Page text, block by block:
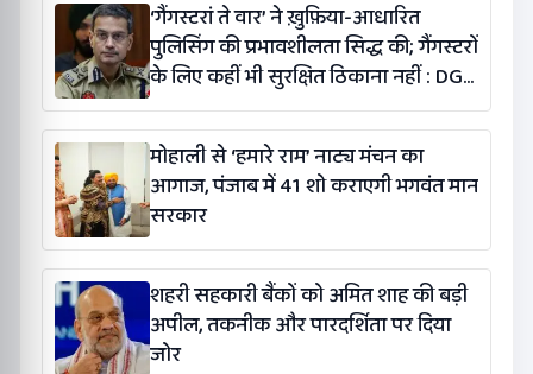
‘गैंगस्टरां ते वार’ ने ख़ुफ़िया-आधारित
पुलिसिंग की प्रभावशीलता सिद्ध की; गैंगस्टरों
के लिए कहीं भी सुरक्षित ठिकाना नहीं : DGP
गौरव यादव
मोहाली से ‘हमारे राम’ नाट्य मंचन का
आगाज, पंजाब में 41 शो कराएगी भगवंत मान
सरकार
शहरी सहकारी बैंकों को अमित शाह की बड़ी
अपील, तकनीक और पारदर्शिता पर दिया
जोर